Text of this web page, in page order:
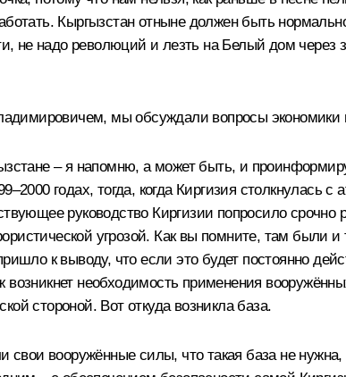
Кыргызстан отныне должен быть
не надо революций и лезть на Белый дом через
мы обсуждали вопросы экономики
– я напомню, а может быть, и
годах, тогда, когда Киргизия
руководство Киргизии попросило срочно
угрозой. Как вы помните, там были
к выводу, что если это будет постоянно
необходимость применения
стороной. Вот откуда возникла база.
свои вооружённые силы, что такая база не